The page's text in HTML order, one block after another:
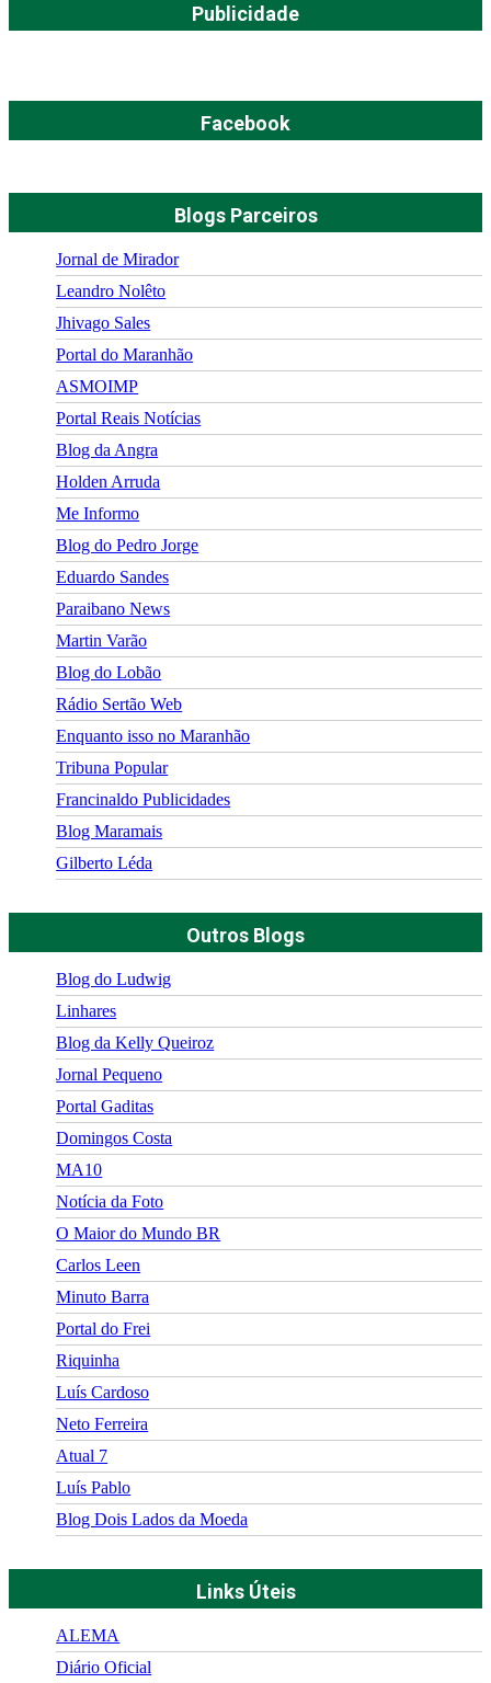
Publicidade
Facebook
Blogs Parceiros
Jornal de Mirador
Leandro Nolêto
Jhivago Sales
Portal do Maranhão
ASMOIMP
Portal Reais Notí­cias
Blog da Angra
Holden Arruda
Me Informo
Blog do Pedro Jorge
Eduardo Sandes
Paraibano News
Martin Varão
Blog do Lobão
Rádio Sertão Web
Enquanto isso no Maranhão
Tribuna Popular
Francinaldo Publicidades
Blog Maramais
Gilberto Léda
Outros Blogs
Blog do Ludwig
Linhares
Blog da Kelly Queiroz
Jornal Pequeno
Portal Gaditas
Domingos Costa
MA10
Notícia da Foto
O Maior do Mundo BR
Carlos Leen
Minuto Barra
Portal do Frei
Riquinha
Luís Cardoso
Neto Ferreira
Atual 7
Luís Pablo
Blog Dois Lados da Moeda
Links Úteis
ALEMA
Diário Oficial